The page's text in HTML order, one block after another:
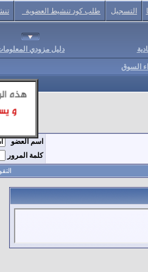
التسجيل طلب كود تنشيط العضوية
دليل مزودي
السوق
اسم العضو
كلمة المرور